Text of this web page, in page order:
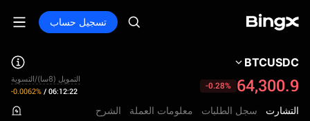
تسجيل حساب
BTCUSDC
64,300.9
-0.28%
التمويل (8سا)/التسوية
-0.0062% / 06:12:22
التشارت سجل الطلبات معلومات العملة الشرح